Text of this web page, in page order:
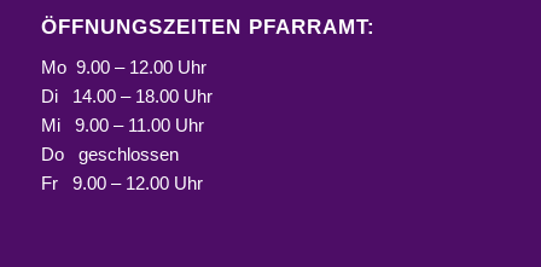
ÖFFNUNGSZEITEN PFARRAMT:
Mo 9.00 – 12.00 Uhr
Di 14.00 – 18.00 Uhr
Mi 9.00 – 11.00 Uhr
Do geschlossen
Fr 9.00 – 12.00 Uhr